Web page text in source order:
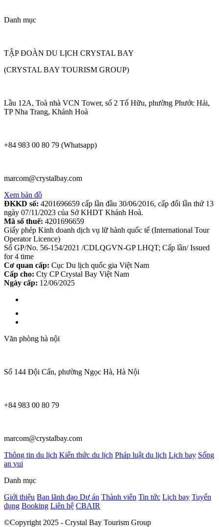
Danh mục
TẬP ĐOÀN DU LỊCH CRYSTAL BAY
(CRYSTAL BAY TOURISM GROUP)
Lầu 12A, Toà nhà VCN Tower, số 2 Tố Hữu, phường Phước Hải,
TP Nha Trang, Khánh Hoà
+84 983 00 80 79 (Whatsapp)
marcom@crystalbay.com
Xem bản đồ
ĐKKD số: 4201696659 cấp lần đầu 30/06/2016, cấp đổi lần thứ 13
ngày 07/11/2023 của Sở KHDT Khánh Hoà.
Mã số thuế: 4201696659
Giấy phép Kinh doanh dịch vụ lữ hành quốc tế (International Tour
Operator Licence)
Số GP/No. 56-154/2021 /CDLQGVN-GP LHQT; Cấp lần/ Issued
for 4 time
Cơ quan cấp: Cục Du lịch quốc gia Việt Nam
Cấp cho: Cty CP Crystal Bay Việt Nam
Ngày cấp: 12/06/2025
Văn phòng hà nội
Số 144 Đội Cấn, phường Ngọc Hà, Hà Nội
+84 983 00 80 79
marcom@crystalbay.com
Thông tin du lịch Kiến thức du lịch Pháp luật du lịch Lịch bay Sống
an vui
Danh mục
Giới thiệu Ban lãnh đạo Dự án Thành viên Tin tức Lịch bay Tuyển
dụng Booking Liên hệ CBAIR
©Copyright 2025 - Crystal Bay Tourism Group